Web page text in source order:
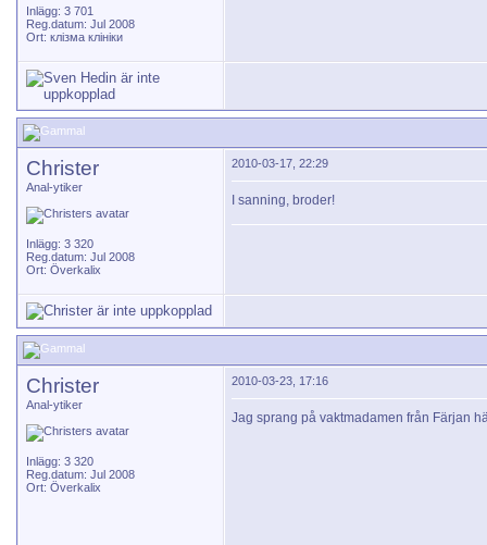
Inlägg: 3 701
Reg.datum: Jul 2008
Ort: клізма клініки
Christer
Anal-ytiker
Inlägg: 3 320
Reg.datum: Jul 2008
Ort: Överkalix
2010-03-17, 22:29
I sanning, broder!
Christer
Anal-ytiker
Inlägg: 3 320
Reg.datum: Jul 2008
Ort: Överkalix
2010-03-23, 17:16
Jag sprang på vaktmadamen från Färjan